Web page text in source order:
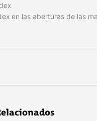
en las aberturas de las
en crear
y trail running.